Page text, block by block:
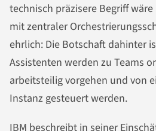
technisch präzisere Begriff
mit zentraler
ehrlich: Die Botschaft dahinter
Assistenten werden zu Teams
arbeitsteilig vorgehen und von
Instanz gesteuert werden.
IBM beschreibt in seiner